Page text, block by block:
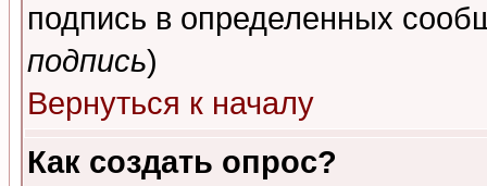
подпись в определенных
подпись)
Вернуться к началу
Как создать опрос?